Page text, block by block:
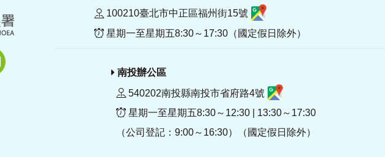
100210臺北市中正區福州街15號
星期一至星期五8:30～17:30（國定假日除外）
南投辦公區
540202南投縣南投市省府路4號
星期一至星期五8:30～12:30 | 13:30～17:30
（公司登記：9:00～16:30）（國定假日除外）